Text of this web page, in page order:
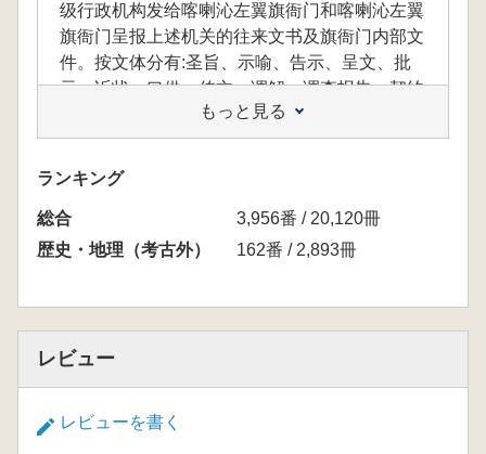
级行政机构发给喀喇沁左翼旗衙门和喀喇沁左翼
旗衙门呈报上述机关的往来文书及旗衙门内部文
件。按文体分有:圣旨、示喻、告示、呈文、批
示、诉状、口供、传文、调解、调查报告、契约
合同、地方法规、清单、请柬、公函便签等;按
种类分为政务、赏与、庙产、矿务、土地、综合
共六大类,十卷本。档案内容丰富、涉及面广,详
细记录了喀喇沁左翼旗的政治、经济、历史、宗
教、文化、教育、风俗等各方面的内容。
もっと見る
ランキング
総合
3,956番 / 20,120冊
歴史・地理（考古外）
162番 / 2,893冊
レビュー
レビューを書く